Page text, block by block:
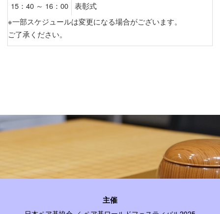
15：40 ～ 16：00
表彰式
※一部スケジュールは変更になる場合がございます。
ご了承ください。
主催